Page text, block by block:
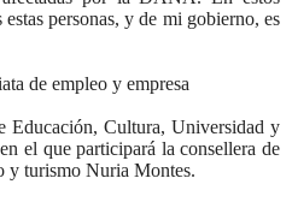
personas, y de mi gobierno, es
de empleo y empresa
Educación, Cultura, Universidad y
el que participará la consellera de
y turismo Nuria Montes.